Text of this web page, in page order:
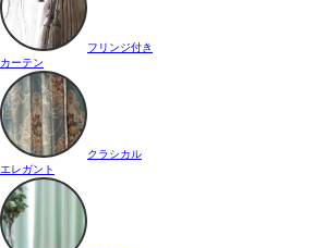
フリンジ付き
カーテン
クラシカル
エレガント